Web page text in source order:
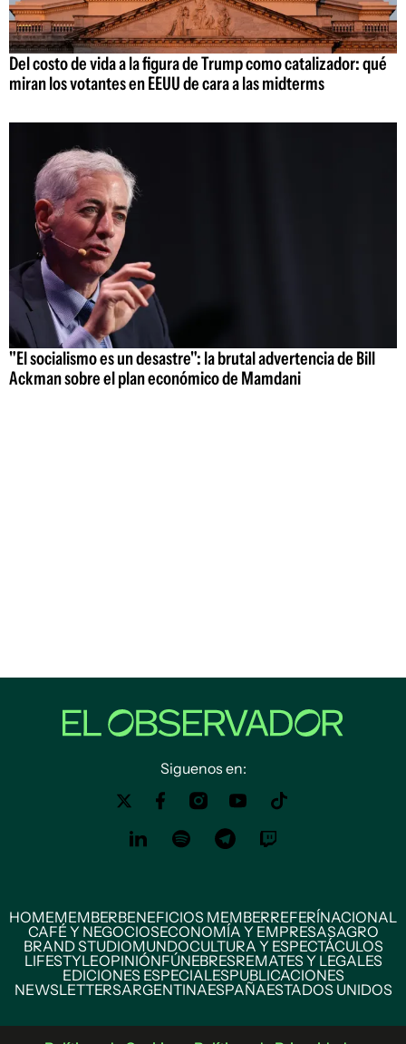
Del costo de vida a la figura de Trump como catalizador: qué
miran los votantes en EEUU de cara a las midterms
"El socialismo es un desastre": la brutal advertencia de Bill
Ackman sobre el plan económico de Mamdani
Siguenos en:
HOMEMEMBERBENEFICIOS MEMBERREFERÍNACIONAL
CAFÉ Y NEGOCIOSECONOMÍA Y EMPRESASAGRO
BRAND STUDIOMUNDOCULTURA Y ESPECTÁCULOS
LIFESTYLEOPINIÓNFÚNEBRESREMATES Y LEGALES
EDICIONES ESPECIALESPUBLICACIONES
NEWSLETTERSARGENTINAESPAÑAESTADOS UNIDOS